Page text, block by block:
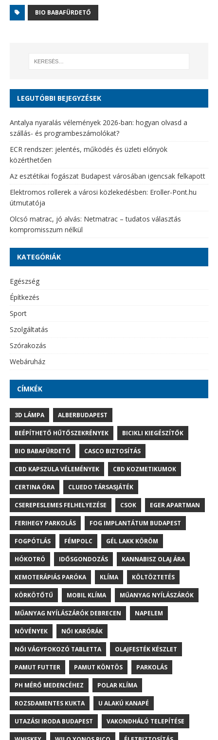
BIO BABAFÜRDETŐ
LEGUTÓBBI BEJEGYZÉSEK
Antalya nyaralás vélemények 2026-ban: hogyan olvasd a
szállás- és programbeszámolókat?
ECR rendszer: jelentés, működés és üzleti előnyök
közérthetően
Az esztétikai fogászat Budapest városában igencsak felkapott
Elektromos rollerek a városi közlekedésben: Eroller-Pont.hu
útmutatója
Olcsó matrac, jó alvás: Netmatrac – tudatos választás
kompromisszum nélkül
KATEGÓRIÁK
Egészség
Építkezés
Sport
Szolgáltatás
Szórakozás
Webáruház
CÍMKÉK
3D LÁMPA ALBERBUDAPEST
BEÉPÍTHETŐ HŰTŐSZEKRÉNYEK BICIKLI KIEGÉSZÍTŐK
BIO BABAFÜRDETŐ CASCO BIZTOSÍTÁS
CBD KAPSZULA VÉLEMÉNYEK CBD KOZMETIKUMOK
CERTINA ÓRA CLUEDO TÁRSASJÁTÉK
CSEREPESLEMES FELHELYEZÉSE CSOK EGER APARTMAN
FERIHEGY PARKOLÁS FOG IMPLANTÁTUM BUDAPEST
FOGPÓTLÁS FÉMPOLC GÉL LAKK KÖRÖM
HÓKOTRÓ IDŐSGONDOZÁS KANNABISZ OLAJ ÁRA
KEMOTERÁPIÁS PARÓKA KLÍMA KÖLTÖZTETÉS
KÖRKÖTŐTŰ MOBIL KLÍMA MŰANYAG NYÍLÁSZÁRÓK
MŰANYAG NYÍLÁSZÁRÓK DEBRECEN NAPELEM
NÖVÉNYEK NŐI KARÓRÁK
NŐI VÁGYFOKOZÓ TABLETTA OLAJFESTÉK KÉSZLET
PAMUT FUTTER PAMUT KÖNTÖS PARKOLÁS
PH MÉRŐ MEDENCÉHEZ POLAR KLÍMA
ROZSDAMENTES KUKTA U ALAKÚ KANAPÉ
UTAZÁSI IRODA BUDAPEST VAKONDHÁLÓ TELEPÍTÉSE